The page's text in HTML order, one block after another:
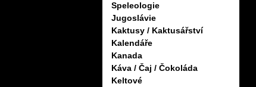
Speleologie
Jugoslávie
Kaktusy / Kaktusářství
Kalendáře
Kanada
Káva / Čaj / Čokoláda
Keltové